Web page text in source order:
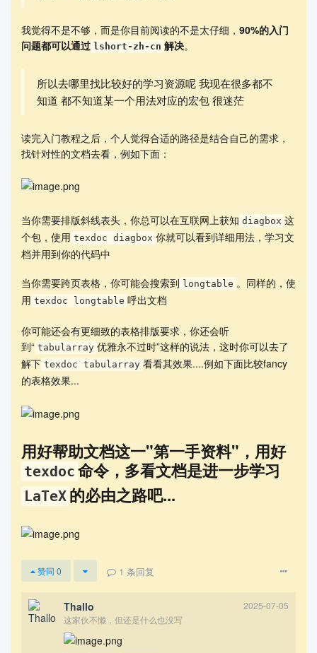
我觉得不是不够，而是你目前阅读的不是太仔细， 90%的入门
问题都可以通过 lshort-zh-cn 解决。
所以去哪里找比较好的学习资源呢 我现在很多都不
知道 都不知道某一个用法对应的宏包 很迷茫
读完入门教程之后，个人觉得合适的路径是结合自己的需求，
找针对性的文档去看，例如下面：
当你需要排版斜线表头，你总可以在互联网上获知 diagbox 这
个包，使用 texdoc diagbox 你就可以看到详细用法，学习文
档并用到你的代码中
当你需要跨页表格，你可能会搜索到 longtable 。同样的，使
用 texdoc longtable 呼出文档
你可能还会有更细致的表格排版要求，你还会听
到“ tabularray 优雅永不过时”这样的说法，这时你可以去了
解下 texdoc tabularray 看看其效果....例如下面比较fancy
的表格效果...
用好帮助文档这一"第一手资料"，用好
texdoc 命令，多看文档是进一步学习
LaTeX 的必由之路吧...
赞同 0 1 条回复
Thallo
2025-07-05
这家伙不懒，但还是什么也没写